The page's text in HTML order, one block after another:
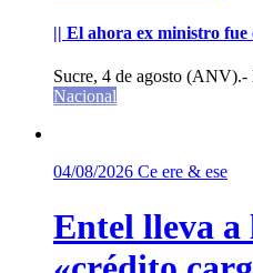
|| El ahora ex ministro fue
Sucre, 4 de agosto (ANV).-
Nacional
04/08/2026 Ce ere & ese
Entel lleva a